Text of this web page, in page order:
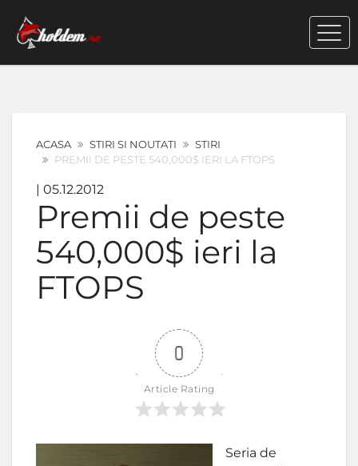
ACASA STIRI SI NOUTATI
STIRI
PREMII DE PESTE 540,000$ IERI LA FTOPS
| 05.12.2012
Premii de peste
540,000$ ieri la
FTOPS
0
Article Rating
Seria de